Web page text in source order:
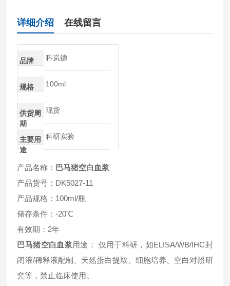
详细介绍 在线留言
品牌 科岚德
规格 100ml
供货周
期
现货
主要用
途
科研实验
产品名称： 巴马猪空白血浆
产品货号：DK5027-11
产品规格：100ml/瓶
储存条件：-20℃
有效期：2年
巴马猪空白血浆用途： 仅用于科研，如ELISA/WB/IHC封
闭液/稀释液配制、天然蛋白提取、细胞培养、空白对照研
究等，禁止临床使用。